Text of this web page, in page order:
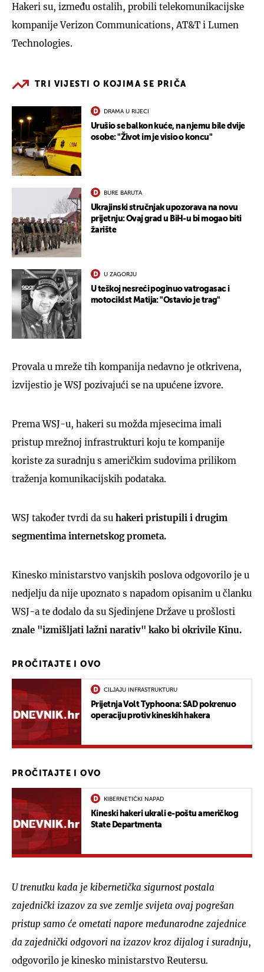
Hakeri su, između ostalih, probili telekomunikacijske
kompanije Verizon Communications, AT&T i Lumen
Technologies.
TRI VIJESTI O KOJIMA SE PRIČA
DRAMA U RIJECI
Urušio se balkon kuće, na njemu bile dvije
osobe: "Život im je visio o koncu"
BURE BARUTA
Ukrajinski stručnjak upozorava na novu
prijetnju: Ovaj grad u BiH-u bi mogao biti
žarište
U ZAGORJU
U teškoj nesreći poginuo vatrogasac i
motociklst Matija: "Ostavio je trag"
Provala u mreže tih kompanija nedavno je otkrivena,
izvijestio je WSJ pozivajući se na upućene izvore.
Prema WSJ-u, hakeri su možda mjesecima imali
pristup mrežnoj infrastrukturi koju te kompanije
koriste za suradnju s američkim sudovima prilikom
traženja komunikacijskih podataka.
WSJ također tvrdi da su hakeri pristupili i drugim
segmentima internetskog prometa.
Kinesko ministarstvo vanjskih poslova odgovorilo je u
nedjelju da nije upoznato s napadom opisanim u članku
WSJ-a te dodalo da su Sjedinjene Države u prošlosti
znale "izmišljati lažni narativ" kako bi okrivile Kinu.
PROČITAJTE I OVO
CILJAJU INFRASTRUKTURU
Prijetnja Volt Typhoona: SAD pokrenuo
operaciju protiv kineskih hakera
PROČITAJTE I OVO
KIBERNETIČKI NAPAD
Kineski hakeri ukrali e-poštu američkog
State Departmenta
U trenutku kada je kibernetička sigurnost postala
zajednički izazov za sve zemlje svijeta ovaj pogrešan
pristup samo će ometati napore međunarodne zajednice
da zajednički odgovori na izazov kroz dijalog i suradnju,
odgovorilo je kinesko ministarstvo Reutersu.